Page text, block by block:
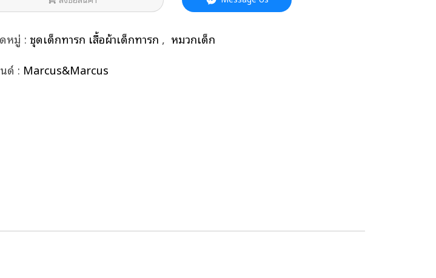
หมู่ : ชุดเด็กทารก เสื้อผ้าเด็กทารก , หมวกเด็ก
ด์ : Marcus&Marcus